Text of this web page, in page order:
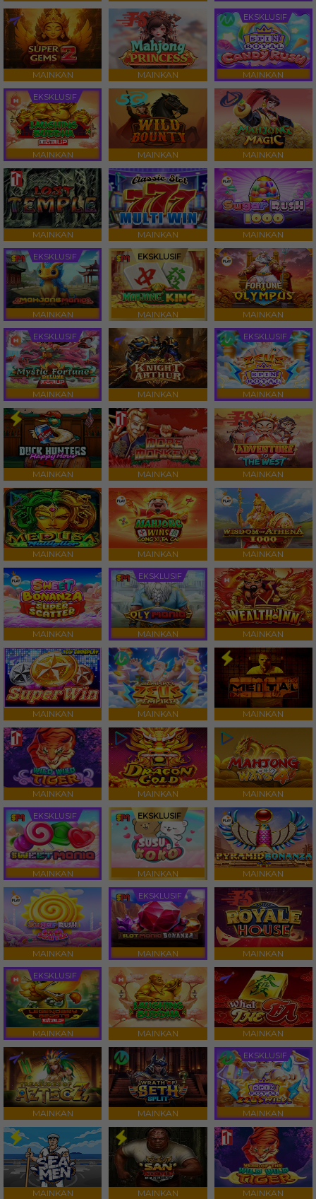
MAINKAN MAINKAN
EKSKLUSIF
MAINKAN
EKSKLUSIF
MAINKAN MAINKAN MAINKAN
MAINKAN MAINKAN MAINKAN
EKSKLUSIF
MAINKAN
EKSKLUSIF
MAINKAN MAINKAN
EKSKLUSIF
MAINKAN MAINKAN
EKSKLUSIF
MAINKAN
MAINKAN MAINKAN MAINKAN
MAINKAN MAINKAN MAINKAN
MAINKAN
EKSKLUSIF
MAINKAN MAINKAN
MAINKAN MAINKAN MAINKAN
MAINKAN MAINKAN MAINKAN
EKSKLUSIF
MAINKAN
EKSKLUSIF
MAINKAN MAINKAN
MAINKAN
EKSKLUSIF
MAINKAN MAINKAN
EKSKLUSIF
MAINKAN MAINKAN MAINKAN
MAINKAN MAINKAN
EKSKLUSIF
MAINKAN
MAINKAN MAINKAN MAINKAN